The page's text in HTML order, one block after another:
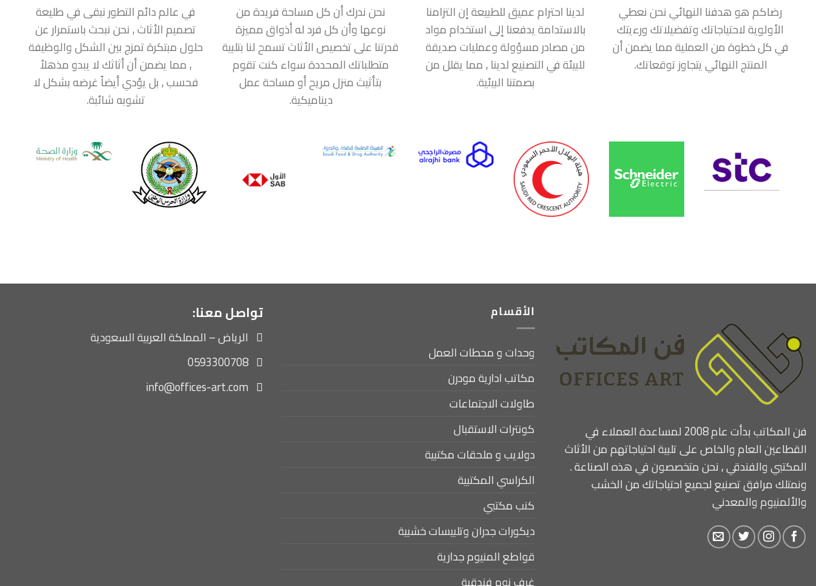
رضاكم هو هدفنا النهائي نحن نعطي
الأولوية لاحتياجاتك وتفضيلاتك ورءيتك
في كل خطوة من العملية مما يضمن أن
المنتج النهائي يتجاوز توقعاتك.
لدينا احترام عميق للطبيعة إن التزامنا
بالاستدامة يدفعنا إلى استخدام مواد
من مصادر مسؤولة وعمليات صديقة
للبيئة في التصنيع لدينا , مما يقلل من
بصمتنا البيئية.
نحن ندرك أن كل مساحة فريدة من
نوعها وأن كل فرد له أذواق مميزة
قدرتنا على تخصيص الأثاث تسمح لنا بتلبية
متطلباتك المحددة سواء كنت تقوم
بتأثيث منزل مريح أو مساحة عمل
ديناميكية.
في عالم دائم التطور نبقى في طليعة
تصميم الأثاث , نحن نبحث باستمرار عن
حلول مبتكرة تمزج بين الشكل والوظيفة
, مما يضمن أن أثاثك لا يبدو مذهلاُ
فحسب , بل يؤدي أيضاً غرضه بشكل لا
تشوبه شائبة.
فن المكاتب بدأت عام 2008 لمساعدة العملاء في
القطاعين العام والخاص على تلبية احتياجاتهم من الأثاث
المكتبي والفندقي , نحن متخصصون في هذه الصناعة .
ونمتلك مرافق تصنيع لجميع احتياجاتك من الخشب
والألمنيوم والمعدني
الأقسام
وحدات و محطات العمل
مكاتب ادارية مودرن
طاولات الاجتماعات
كونترات الاستقبال
دولايب و ملحقات مكتبية
الكراسي المكتبية
كنب مكتبي
ديكورات جدران وتلبيسات خشبية
قواطع المنيوم جدارية
تواصل معنا:
الرياض – المملكة العربية السعودية
0593300708
info@offices-art.com